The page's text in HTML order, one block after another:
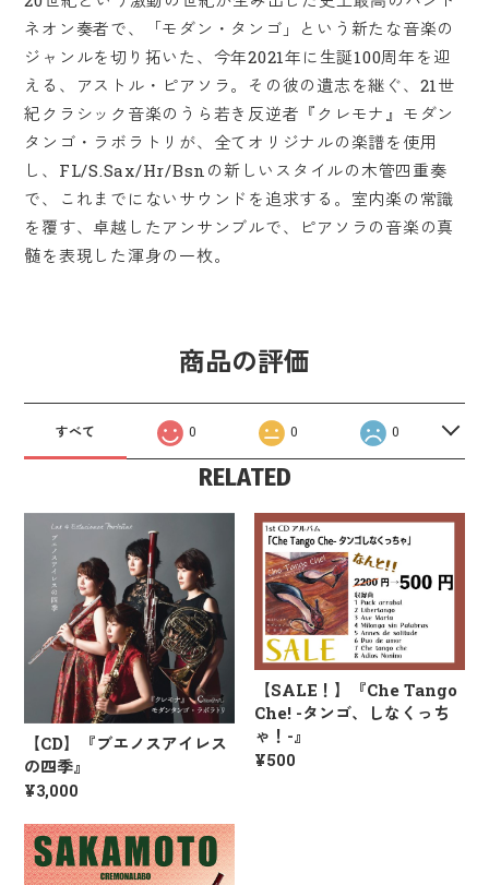
ネオン奏者で、「モダン・タンゴ」という新たな音楽の
ジャンルを切り拓いた、今年2021年に生誕100周年を迎
える、アストル・ピアソラ。その彼の遺志を継ぐ、21世
紀クラシック音楽のうら若き反逆者『クレモナ』モダン
タンゴ・ラボラトリが、全てオリジナルの楽譜を使用
し、FL/S.Sax/Hr/Bsnの新しいスタイルの木管四重奏
で、これまでにないサウンドを追求する。室内楽の常識
を覆す、卓越したアンサンブルで、ピアソラの音楽の真
髄を表現した渾身の一枚。
商品の評価
すべて 0 0 0
RELATED
【CD】『ブエノスアイレス
の四季』
¥3,000
【SALE！】『Che Tango
Che! -タンゴ、しなくっち
ゃ！-』
¥500